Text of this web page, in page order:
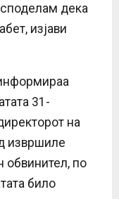
дека
изјави
31-
на
извршиле
обвинител, по
било